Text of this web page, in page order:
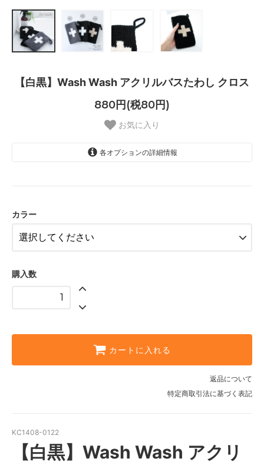
【白黒】Wash Wash アクリルバスたわし クロス
880円(税80円)
お気に入り
各オプションの詳細情報
カラー
購入数
カートに入れる
返品について
特定商取引法に基づく表記
KC1408-0122
【白黒】Wash Wash アクリ